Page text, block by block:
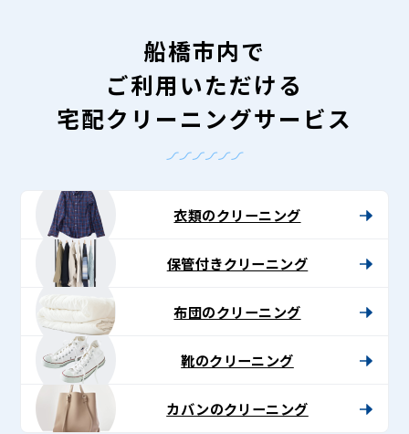
船橋市内で
ご利用いただける
宅配クリーニングサービス
衣類のクリーニング
保管付きクリーニング
布団のクリーニング
靴のクリーニング
カバンのクリーニング